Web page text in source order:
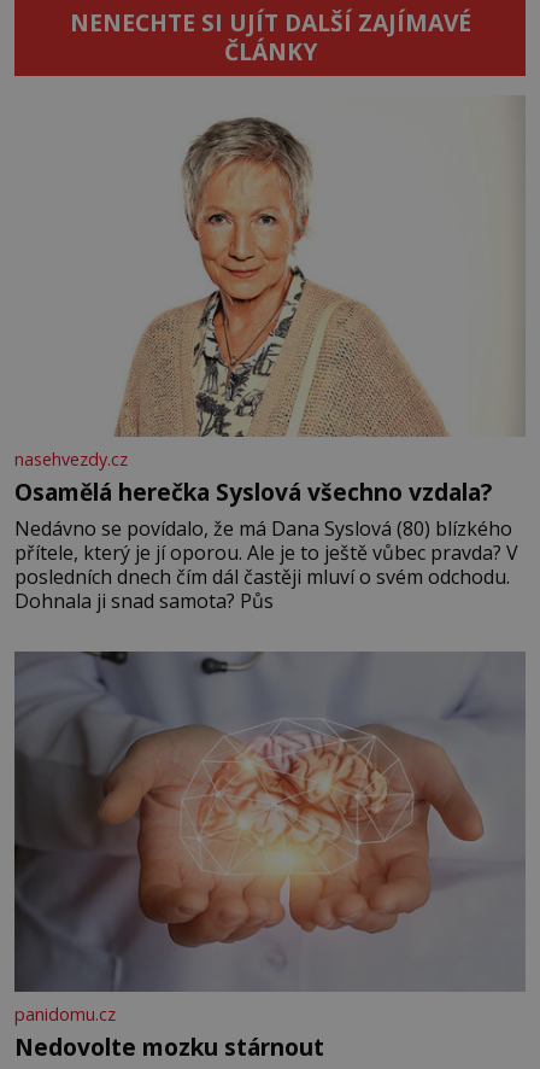
NENECHTE SI UJÍT DALŠÍ ZAJÍMAVÉ
ČLÁNKY
nasehvezdy.cz
Osamělá herečka Syslová všechno vzdala?
Nedávno se povídalo, že má Dana Syslová (80) blízkého
přítele, který je jí oporou. Ale je to ještě vůbec pravda? V
posledních dnech čím dál častěji mluví o svém odchodu.
Dohnala ji snad samota? Půs
panidomu.cz
Nedovolte mozku stárnout